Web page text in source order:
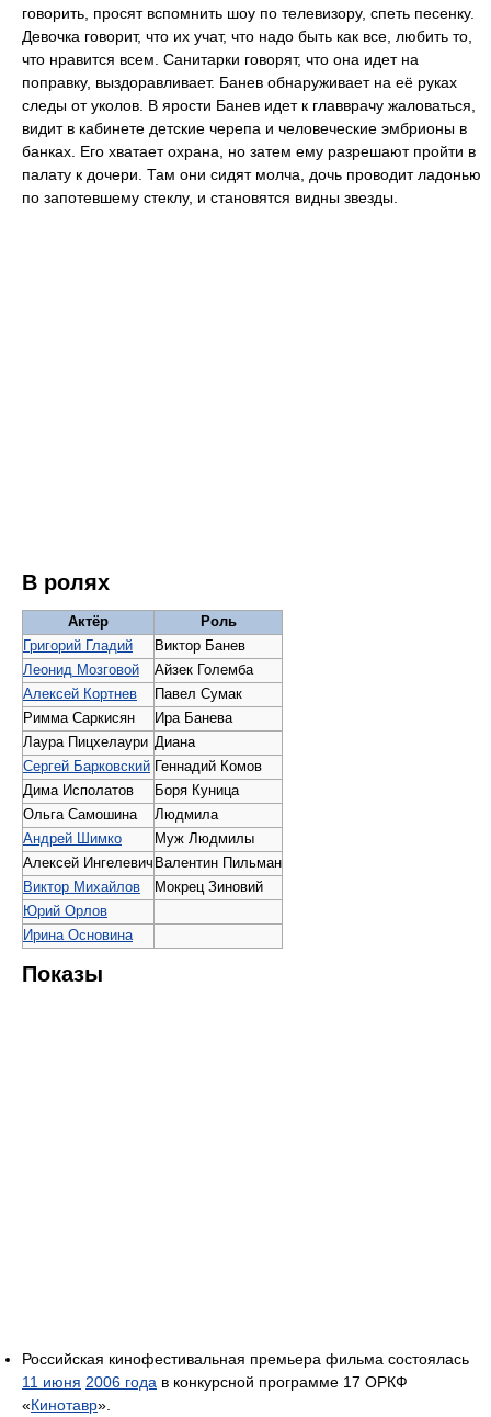
говорить, просят вспомнить шоу по телевизору, спеть песенку.
Девочка говорит, что их учат, что надо быть как все, любить то,
что нравится всем. Санитарки говорят, что она идет на
поправку, выздоравливает. Банев обнаруживает на её руках
следы от уколов. В ярости Банев идет к главврачу жаловаться,
видит в кабинете детские черепа и человеческие эмбрионы в
банках. Его хватает охрана, но затем ему разрешают пройти в
палату к дочери. Там они сидят молча, дочь проводит ладонью
по запотевшему стеклу, и становятся видны звезды.
В ролях
Актёр
Роль
Григорий Гладий
Виктор Банев
Леонид Мозговой
Айзек Големба
Алексей Кортнев
Павел Сумак
Римма Саркисян
Ира Банева
Лаура Пицхелаури Диана
Сергей Барковский
Геннадий Комов
Дима Исполатов
Боря Куница
Ольга Самошина
Людмила
Андрей Шимко
Муж Людмилы
Алексей Ингелевич Валентин Пильман
Виктор Михайлов
Мокрец Зиновий
Юрий Орлов
Ирина Основина
Показы
Российская кинофестивальная премьера фильма состоялась
11 июня 2006 года в конкурсной программе 17 ОРКФ
«Кинотавр».